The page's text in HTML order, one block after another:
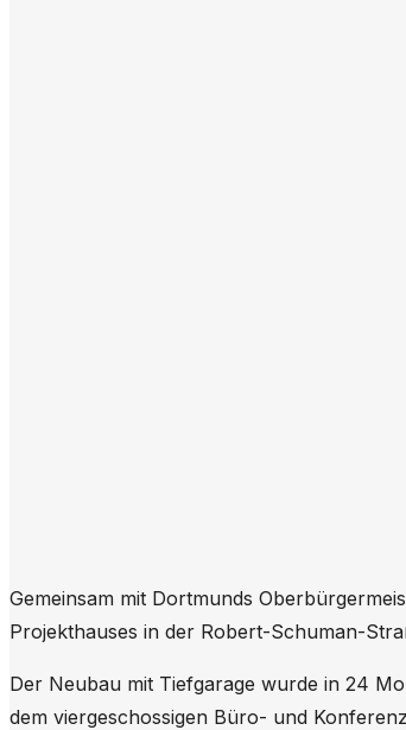
Gemeinsam mit Dortmunds
Projekthauses in der Robert-Schuman-
Der Neubau mit Tiefgarage wurde in 24
dem viergeschossigen Büro- und